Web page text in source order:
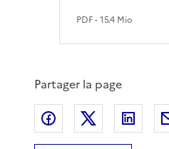
PDF- 15.4 Mio
Partager la page
Partager surPartager sur